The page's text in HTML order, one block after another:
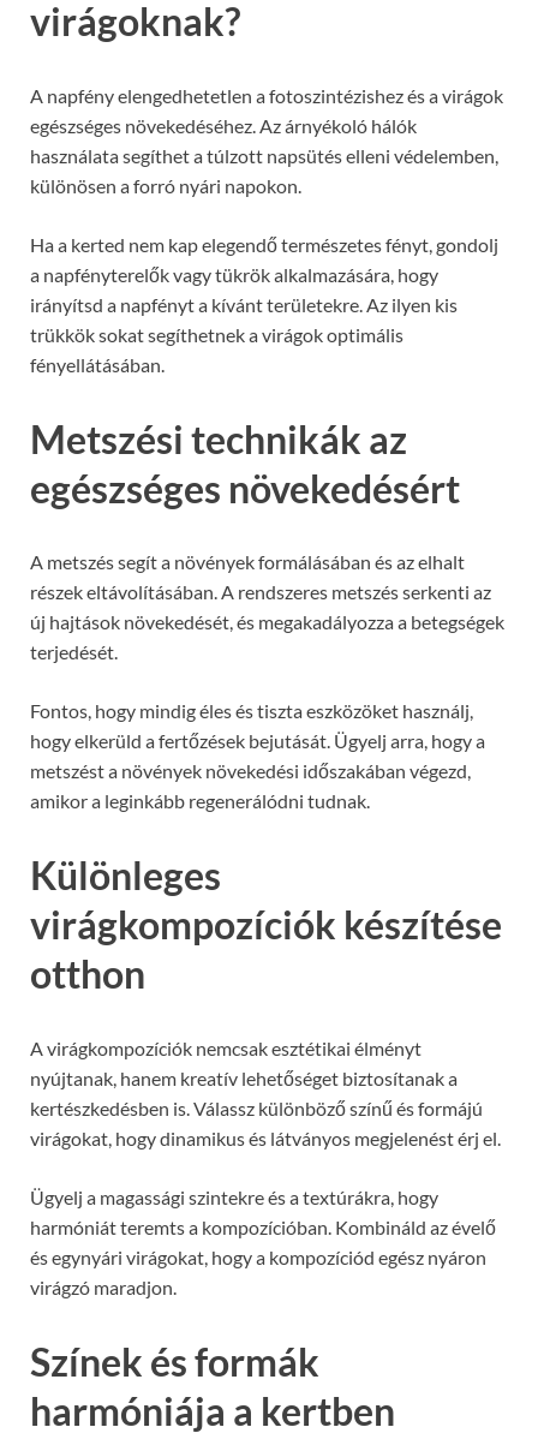
virágoknak?
A napfény elengedhetetlen a fotoszintézishez és a virágok
egészséges növekedéséhez. Az árnyékoló hálók
használata segíthet a túlzott napsütés elleni védelemben,
különösen a forró nyári napokon.
Ha a kerted nem kap elegendő természetes fényt, gondolj
a napfényterelők vagy tükrök alkalmazására, hogy
irányítsd a napfényt a kívánt területekre. Az ilyen kis
trükkök sokat segíthetnek a virágok optimális
fényellátásában.
Metszési technikák az
egészséges növekedésért
A metszés segít a növények formálásában és az elhalt
részek eltávolításában. A rendszeres metszés serkenti az
új hajtások növekedését, és megakadályozza a betegségek
terjedését.
Fontos, hogy mindig éles és tiszta eszközöket használj,
hogy elkerüld a fertőzések bejutását. Ügyelj arra, hogy a
metszést a növények növekedési időszakában végezd,
amikor a leginkább regenerálódni tudnak.
Különleges
virágkompozíciók készítése
otthon
A virágkompozíciók nemcsak esztétikai élményt
nyújtanak, hanem kreatív lehetőséget biztosítanak a
kertészkedésben is. Válassz különböző színű és formájú
virágokat, hogy dinamikus és látványos megjelenést érj el.
Ügyelj a magassági szintekre és a textúrákra, hogy
harmóniát teremts a kompozícióban. Kombináld az évelő
és egynyári virágokat, hogy a kompozíciód egész nyáron
virágzó maradjon.
Színek és formák
harmóniája a kertben